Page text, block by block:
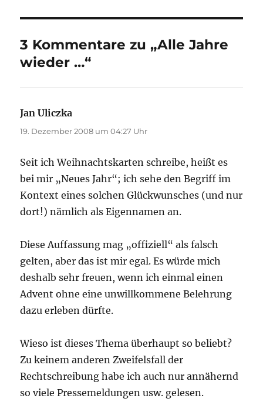
3 Kommentare zu „Alle Jahre
wieder …“
Jan Uliczka
19. Dezember 2008 um 04:27 Uhr
Seit ich Weihnachtskarten schreibe, heißt es
bei mir „Neues Jahr“; ich sehe den Begriff im
Kontext eines solchen Glückwunsches (und nur
dort!) nämlich als Eigennamen an.
Diese Auffassung mag „offiziell“ als falsch
gelten, aber das ist mir egal. Es würde mich
deshalb sehr freuen, wenn ich einmal einen
Advent ohne eine unwillkommene Belehrung
dazu erleben dürfte.
Wieso ist dieses Thema überhaupt so beliebt?
Zu keinem anderen Zweifelsfall der
Rechtschreibung habe ich auch nur annähernd
so viele Pressemeldungen usw. gelesen.